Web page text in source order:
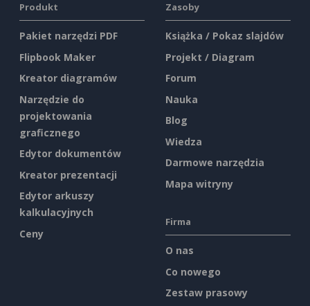
Produkt
Pakiet narzędzi PDF
Flipbook Maker
Kreator diagramów
Narzędzie do
projektowania
graficznego
Edytor dokumentów
Kreator prezentacji
Edytor arkuszy
kalkulacyjnych
Ceny
Zasoby
Książka / Pokaz slajdów
Projekt / Diagram
Forum
Nauka
Blog
Wiedza
Darmowe narzędzia
Mapa witryny
Firma
O nas
Co nowego
Zestaw prasowy